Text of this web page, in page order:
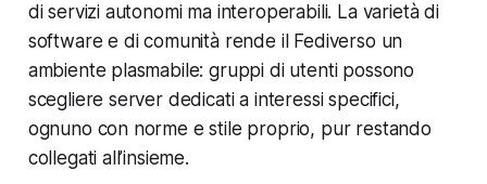
di servizi autonomi ma interoperabili. La varietà di
software e di comunità rende il Fediverso un
ambiente plasmabile: gruppi di utenti possono
scegliere server dedicati a interessi specifici,
ognuno con norme e stile proprio, pur restando
collegati all’insieme.